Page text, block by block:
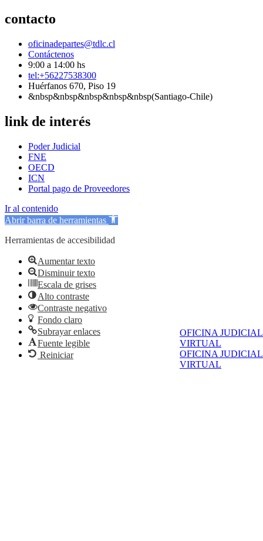
OFICINA JUDICIAL
VIRTUAL
OFICINA JUDICIAL
VIRTUAL
contacto
oficinadepartes@tdlc.cl
Contáctenos
9:00 a 14:00 hs
tel:+56227538300
Huérfanos 670, Piso 19
&nbsp&nbsp&nbsp&nbsp&nbsp(Santiago-Chile)
link de interés
Poder Judicial
FNE
OECD
ICN
Portal pago de Proveedores
Ir al contenido
Abrir barra de herramientas
Herramientas de accesibilidad
Aumentar texto
Disminuir texto
Escala de grises
Alto contraste
Contraste negativo
Fondo claro
Subrayar enlaces
Fuente legible
Reiniciar